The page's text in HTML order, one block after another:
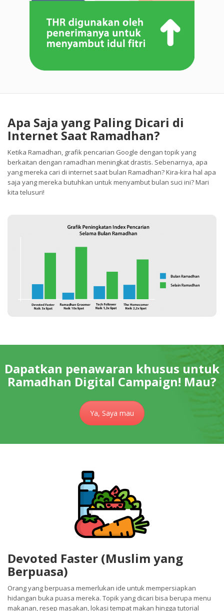
Apa Saja yang Paling Dicari di
Internet Saat Ramadhan?
Ketika Ramadhan, grafik pencarian Google dengan topik yang
berkaitan dengan ramadhan meningkat drastis. Sebenarnya, apa
yang mereka cari di internet saat bulan Ramadhan? Kira-kira hal apa
saja yang mereka butuhkan untuk menyambut bulan suci ini? Mari
kita telusuri!
Dapatkan penawaran khusus untuk
Ramadhan Digital Campaign! Mau?
Ya, Saya mau
Devoted Faster (Muslim yang
Berpuasa)
Orang yang berpuasa memerlukan ide untuk mempersiapkan
hidangan buka puasa mereka. Topik yang dicari bisa berupa menu
makanan, resep masakan, lokasi tempat makan hingga tutorial